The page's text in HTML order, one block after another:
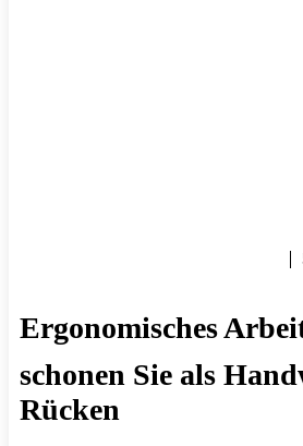
Ergonomisches
schonen Sie als
Rücken